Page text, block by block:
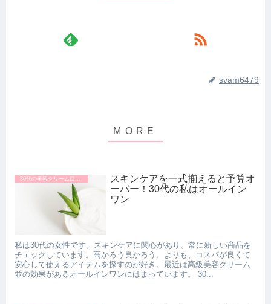
svam6479
スキンケアを一式揃えると予算オ
ーバー！30代の私はオールイン
ワン
私は30代の女性です。スキンケアに関心があり、常に新しい商品を
チェックしています。高かろう良かろう、よりも、コスパが良くて
安心して使えるアイテムを探すのが好き。最近は高級美容クリーム
並の効果があるオールインワンにはまっています。 30...